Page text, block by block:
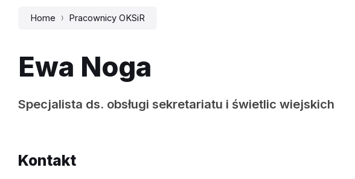
Home Pracownicy OKSiR
Ewa Noga
Specjalista ds. obsługi sekretariatu i świetlic wiejskich
Kontakt